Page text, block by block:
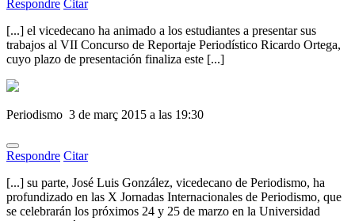
Respondre Citar
[...] el vicedecano ha animado a los estudiantes a presentar sus
trabajos al VII Concurso de Reportaje Periodístico Ricardo Ortega,
cuyo plazo de presentación finaliza este [...]
Periodismo 3 de març 2015 a las 19:30
Respondre Citar
[...] su parte, José Luis González, vicedecano de Periodismo, ha
profundizado en las X Jornadas Internacionales de Periodismo, que
se celebrarán los próximos 24 y 25 de marzo en la Universidad